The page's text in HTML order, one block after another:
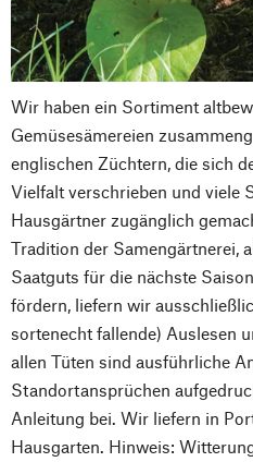
Wir haben ein Sortiment
Gemüsesämereien
englischen Züchtern, die sich
Vielfalt verschrieben und viele
Hausgärtner zugänglich
Tradition der Samengärtnerei,
Saatguts für die nächste
fördern, liefern wir
sortenecht fallende) Auslesen
allen Tüten sind ausführliche
Standortansprüchen
Anleitung bei. Wir liefern in
Hausgarten. Hinweis: